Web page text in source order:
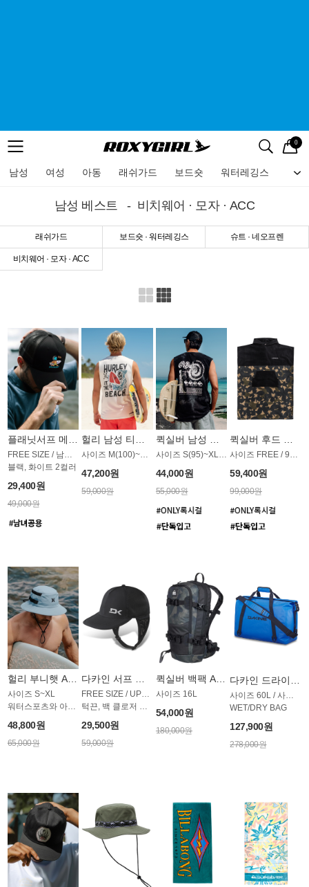
메뉴 검색
로고 0
남성 여성 아동 래쉬가드 보드숏 워터레깅스 비
메뉴
남성 베스트 - 비치웨어 · 모자 · ACC
래쉬가드 보드숏 · 워터레깅스 슈트 · 네오프렌
비치웨어 · 모자 · ACC
플래닛서프 메쉬캡 모자 UAC009PS
FREE SIZE / 남녀공용
블랙, 화이트 2컬러
29,400원
49,000원
헐리 남성 티셔츠 MST813WHL
사이즈 M(100)~XXL(115)
47,200원
59,000원
퀵실버 남성 티셔츠 MST811KQS
사이즈 S(95)~XL(110)
44,000원
55,000원
퀵실버 후드 판초 타월 AT1790CQS
사이즈 FREE / 90*114cm
59,400원
99,000원
헐리 부니햇 AC1988SHL
사이즈 S~XL
워터스포츠와 아웃도어 겸용
48,800원
65,000원
턱끈, 백 클로저 조절 가능
29,500원
59,000원
퀵실버 백팩 AB1878KQS
사이즈 16L
54,000원
180,000원
WET/DRY BAG
127,900원
278,000원